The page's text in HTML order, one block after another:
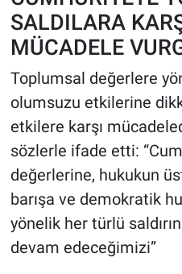
SALDILARA
MÜCADELE
Toplumsal değerlere
olumsuzu etkilerine
etkilere karşı
sözlerle ifade etti:
değerlerine, hukukun
barışa ve demokratik
yönelik her türlü
devam edeceğimizi”